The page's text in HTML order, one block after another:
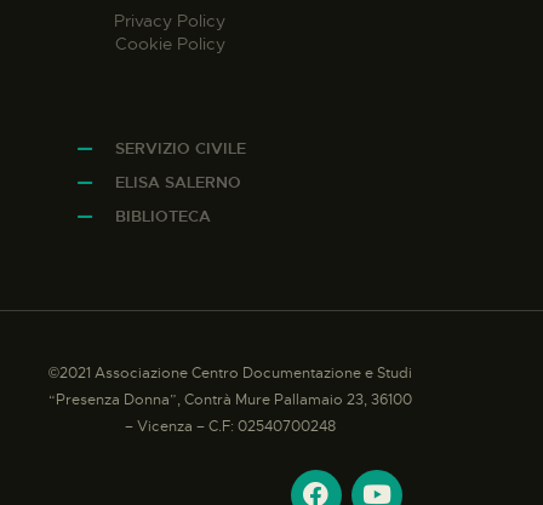
Privacy Policy
Cookie Policy
SERVIZIO CIVILE
ELISA SALERNO
BIBLIOTECA
©2021 Associazione Centro Documentazione e Studi
“Presenza Donna”, Contrà Mure Pallamaio 23, 36100
– Vicenza – C.F: 02540700248